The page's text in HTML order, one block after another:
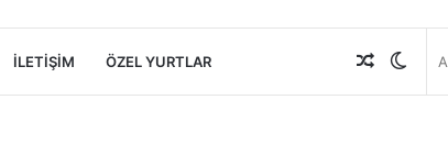
İLETIŞIM ÖZEL YURTLAR Rastgele